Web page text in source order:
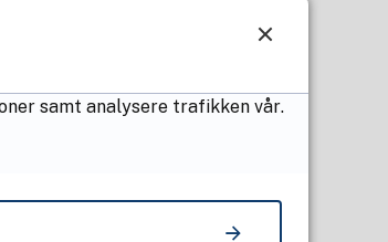
samt analysere trafikken vår.